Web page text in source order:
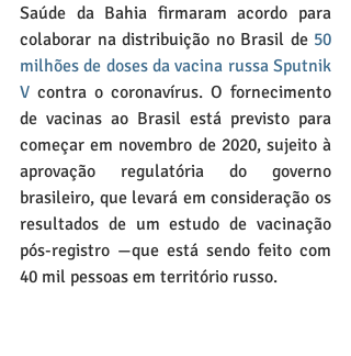
Saúde da Bahia firmaram acordo para
colaborar na distribuição no Brasil de 50
milhões de doses da vacina russa Sputnik
V contra o coronavírus. O fornecimento
de vacinas ao Brasil está previsto para
começar em novembro de 2020, sujeito à
aprovação regulatória do governo
brasileiro, que levará em consideração os
resultados de um estudo de vacinação
pós-registro —que está sendo feito com
40 mil pessoas em território russo.